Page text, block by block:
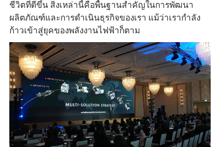
ชีวิตที่ดีขึ้น สิ่งเหล่านี้คือพื้นฐานสำคัญในการพัฒนา
ผลิตภัณฑ์และการดำเนินธุรกิจของเรา แม้ว่าเรากำลัง
ก้าวเข้าสู่ยุคของพลังงานไฟฟ้าก็ตาม